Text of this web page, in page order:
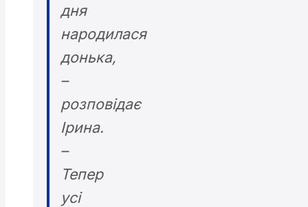
дня
народилася
донька,
–
розповідає
Ірина.
–
Тепер
усі